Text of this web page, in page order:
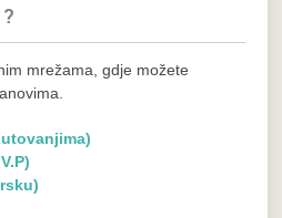
mrežama, gdje možete